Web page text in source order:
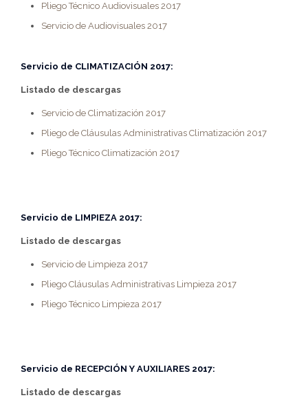
Pliego Técnico Audiovisuales 2017
Servicio de Audiovisuales 2017
Servicio de CLIMATIZACIÓN 2017:
Listado de descargas
Servicio de Climatización 2017
Pliego de Cláusulas Administrativas Climatización 2017
Pliego Técnico Climatización 2017
Servicio de LIMPIEZA 2017:
Listado de descargas
Servicio de Limpieza 2017
Pliego Cláusulas Administrativas Limpieza 2017
Pliego Técnico Limpieza 2017
Servicio de RECEPCIÓN Y AUXILIARES 2017:
Listado de descargas